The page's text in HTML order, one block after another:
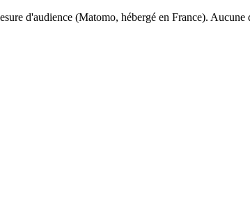
d'audience (Matomo, hébergé en France). Aucune